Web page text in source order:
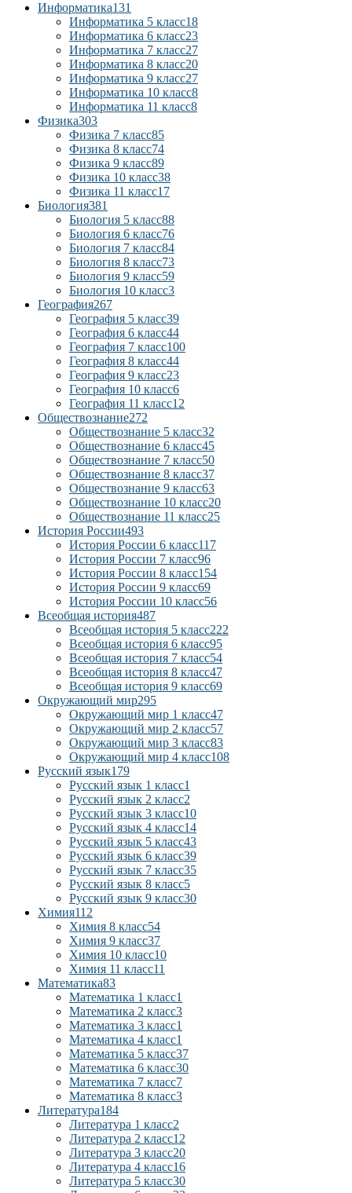
Информатика131
Информатика 5 класс18
Информатика 6 класс23
Информатика 7 класс27
Информатика 8 класс20
Информатика 9 класс27
Информатика 10 класс8
Информатика 11 класс8
Физика303
Физика 7 класс85
Физика 8 класс74
Физика 9 класс89
Физика 10 класс38
Физика 11 класс17
Биология381
Биология 5 класс88
Биология 6 класс76
Биология 7 класс84
Биология 8 класс73
Биология 9 класс59
Биология 10 класс3
География267
География 5 класс39
География 6 класс44
География 7 класс100
География 8 класс44
География 9 класс23
География 10 класс6
География 11 класс12
Обществознание272
Обществознание 5 класс32
Обществознание 6 класс45
Обществознание 7 класс50
Обществознание 8 класс37
Обществознание 9 класс63
Обществознание 10 класс20
Обществознание 11 класс25
История России493
История России 6 класс117
История России 7 класс96
История России 8 класс154
История России 9 класс69
История России 10 класс56
Всеобщая история487
Всеобщая история 5 класс222
Всеобщая история 6 класс95
Всеобщая история 7 класс54
Всеобщая история 8 класс47
Всеобщая история 9 класс69
Окружающий мир295
Окружающий мир 1 класс47
Окружающий мир 2 класс57
Окружающий мир 3 класс83
Окружающий мир 4 класс108
Русский язык179
Русский язык 1 класс1
Русский язык 2 класс2
Русский язык 3 класс10
Русский язык 4 класс14
Русский язык 5 класс43
Русский язык 6 класс39
Русский язык 7 класс35
Русский язык 8 класс5
Русский язык 9 класс30
Химия112
Химия 8 класс54
Химия 9 класс37
Химия 10 класс10
Химия 11 класс11
Математика83
Математика 1 класс1
Математика 2 класс3
Математика 3 класс1
Математика 4 класс1
Математика 5 класс37
Математика 6 класс30
Математика 7 класс7
Математика 8 класс3
Литература184
Литература 1 класс2
Литература 2 класс12
Литература 3 класс20
Литература 4 класс16
Литература 5 класс30